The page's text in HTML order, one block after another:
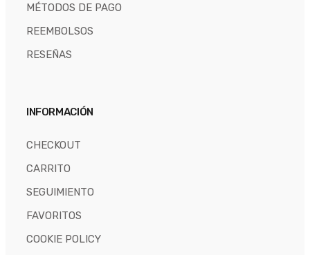
MÉTODOS DE PAGO
REEMBOLSOS
RESEÑAS
INFORMACIÓN
CHECKOUT
CARRITO
SEGUIMIENTO
FAVORITOS
COOKIE POLICY